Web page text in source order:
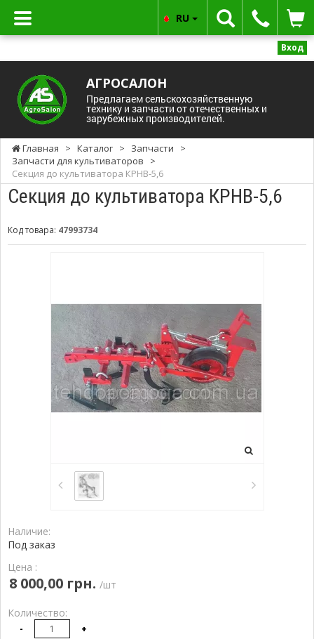
Вход
АГРОСАЛОН
Предлагаем сельскохозяйственную
технику и запчасти от отечественных и
зарубежных производителей.
RU
Главная > Каталог > Запчасти
>
Запчасти для культиваторов
>
Секция до культиватора КРНВ-5,6
Секция до культиватора КРНВ-5,6
Код товара: 47993734
Наличие:
Под заказ
Цена :
8 000,00 грн. /шт
Количество:
- +